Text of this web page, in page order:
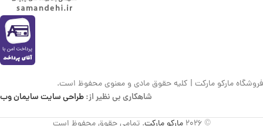
فروشگاه مارکو مارکت | کلیه حقوق مادی و معنوی محفوظ است.
شاهکاری بی نظیر از:طراحی سایت سایمان وب